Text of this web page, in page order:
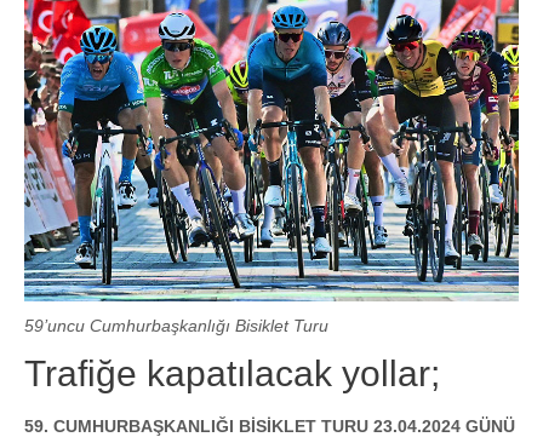
59’uncu Cumhurbaşkanlığı Bisiklet Turu
Trafiğe kapatılacak yollar;
59. CUMHURBAŞKANLIĞI BİSİKLET TURU 23.04.2024 GÜNÜ